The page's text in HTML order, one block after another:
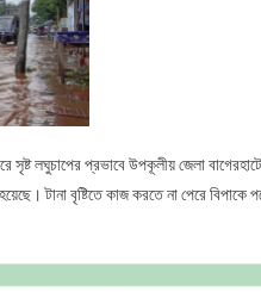
সৃষ্ট লঘুচাপের প্রভাবে উপকূলীয় জেলা
টানা বৃষ্টিতে কাজ করতে না পেরে